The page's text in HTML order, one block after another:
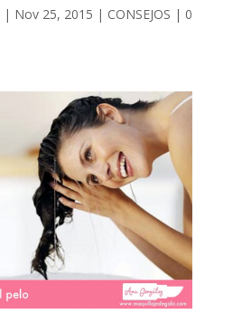
| Nov 25, 2015 | CONSEJOS | 0